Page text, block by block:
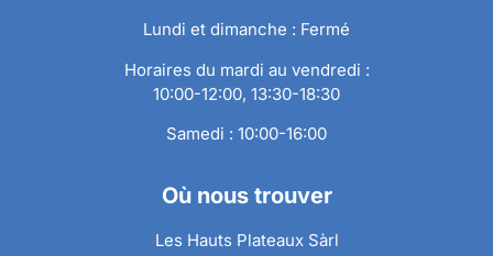
Lundi et dimanche : Fermé
Horaires du mardi au vendredi :
10:00-12:00, 13:30-18:30
Samedi : 10:00-16:00
Où nous trouver
Les Hauts Plateaux Sàrl